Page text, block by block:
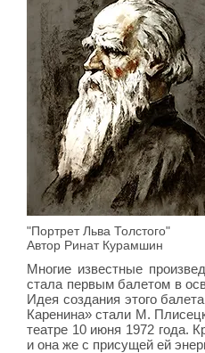
"Портрет Льва Толстого"
Автор Ринат Курамшин
Многие известные
стала первым балетом в
Идея создания этого
Каренина» стали М.
театре 10 июня 1972 года.
и она же с присущей ей